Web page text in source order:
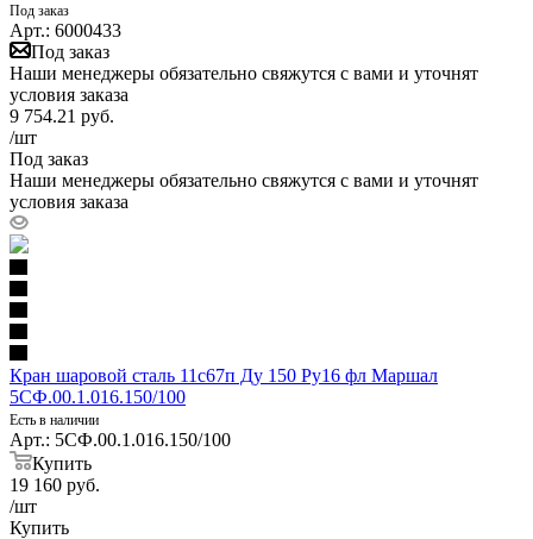
Под заказ
Арт.: 6000433
Под заказ
Наши менеджеры обязательно свяжутся с вами и уточнят
условия заказа
9 754.21 руб.
/шт
Под заказ
Наши менеджеры обязательно свяжутся с вами и уточнят
условия заказа
Кран шаровой сталь 11с67п Ду 150 Ру16 фл Маршал
5СФ.00.1.016.150/100
Есть в наличии
Арт.: 5СФ.00.1.016.150/100
Купить
19 160 руб.
/шт
Купить